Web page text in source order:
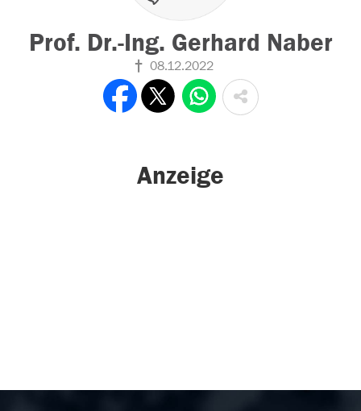
Prof. Dr.-Ing. Gerhard Naber
08.12.2022
Anzeige